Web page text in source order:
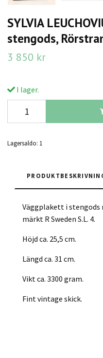
SYLVIA
stengods,
3 850 kr
I lager.
Lagersaldo: 1
Väggplakett i
märkt R Sweden S.L. 4.
Höjd ca. 25,5 cm.
Längd ca. 31 cm.
Vikt ca. 3300 gram.
Fint vintage skick.